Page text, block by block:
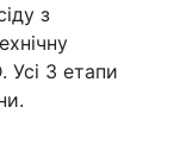
з
Усі 3 етапи